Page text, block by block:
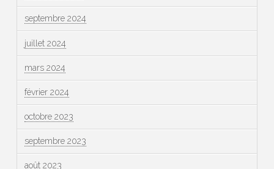
septembre 2024
juillet 2024
mars 2024
février 2024
octobre 2023
septembre 2023
août 2023